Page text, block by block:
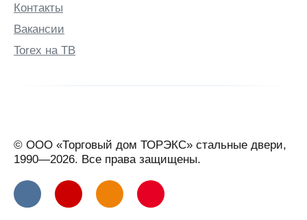
Валдай
Великие
Луки
Верхняя
Видное
Контакты
Вакансии
Torex на ТВ
© ООО «Торговый дом ТОРЭКС» стальные двери,
1990—2026. Все права защищены.